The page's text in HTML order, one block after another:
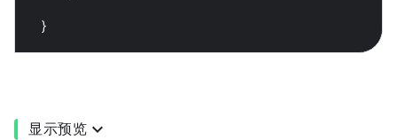
}
显示预览